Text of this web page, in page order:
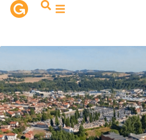
principal